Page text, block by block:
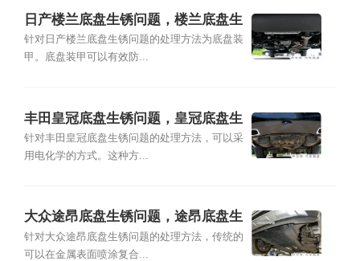
日产楼兰底盘生锈问题，楼兰底盘生
锈怎么处理
针对日产楼兰底盘生锈问题的处理方法为底盘装
甲。底盘装甲可以有效防...
丰田皇冠底盘生锈问题，皇冠底盘生
锈怎么处理
针对丰田皇冠底盘生锈问题的处理方法，可以采
用电化学的方式。这种方...
大众途昂底盘生锈问题，途昂底盘生
锈怎么处理
针对大众途昂底盘生锈问题的处理方法，传统的
可以在金属表面喷涂复合...